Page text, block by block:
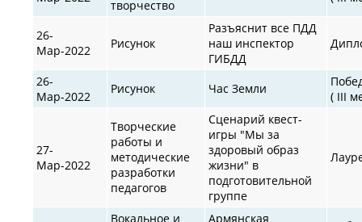
творчество
26-
Мар-2022
Рисунок
Разъяснит все ПДД
наш инспектор
ГИБДД
26-
Мар-2022
Рисунок Час Земли
( III
27-
Мар-2022
Творческие
работы и
методические
разработки
педагогов
Сценарий квест-
игры "Мы за
здоровый образ
жизни" в
подготовительной
группе
Вокальное и
Армянская